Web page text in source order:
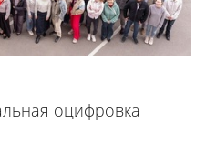
оцифровка